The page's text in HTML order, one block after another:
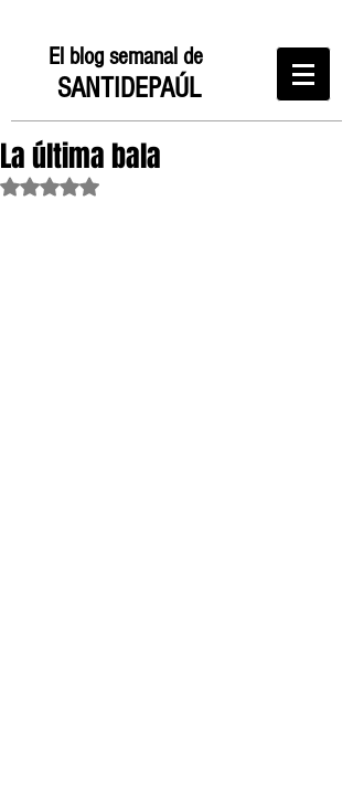
El blog semanal de
SANTIDEPAÚL
La última bala
Obtuvo NaN de 5 estrellas.